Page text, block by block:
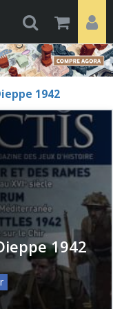
1942
1942